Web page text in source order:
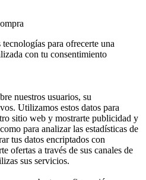
para ofrecerte una
con tu consentimiento
nuestros usuarios, su
Utilizamos estos datos para
sitio web y mostrarte publicidad y
para analizar las estadísticas de
tus datos encriptados con
ofertas a través de sus canales de
sus servicios.